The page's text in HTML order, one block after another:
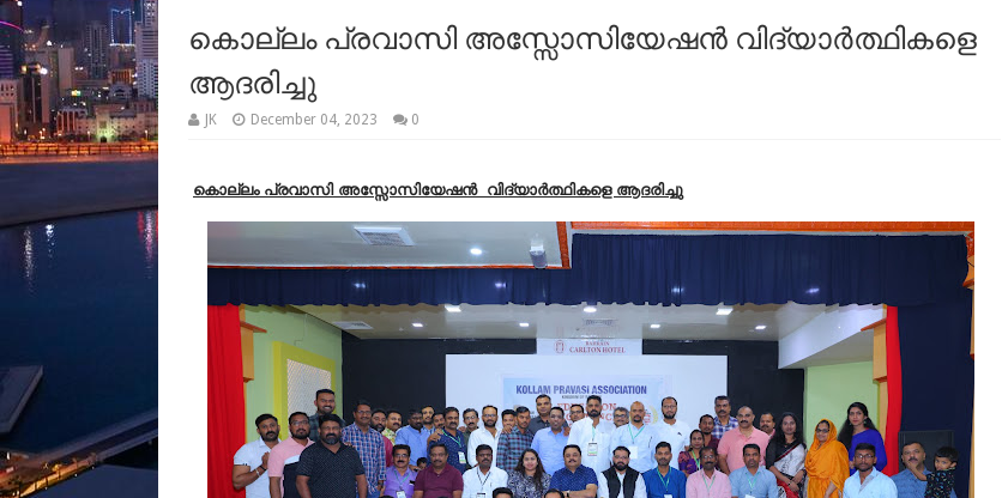
കൊല്ലം പ്രവാസി അസ്സോസിയേഷൻ വിദ്യാർത്ഥികളെ
ആദരിച്ചു
JK December 04, 2023 0
കൊല്ലം പ്രവാസി അസ്സോസിയേഷൻ വിദ്യാർത്ഥികളെ ആദരിച്ചു